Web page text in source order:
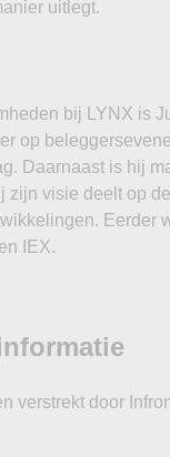
uitlegt.
bij LYNX is
op
Daarnaast is hij
zijn visie deelt op
Eerder
IEX.